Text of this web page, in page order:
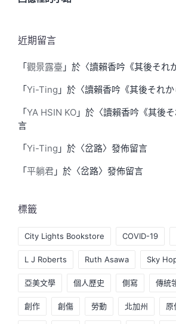
近期留言
「 觀景露臺 」於〈讀賴香吟《其後それ
「 Yi-Ting 」於〈讀賴香吟《其後それか
「 YA HSIN KO 」於〈讀賴香吟《其後そ
言
「 Yi-Ting 」於〈岔路〉發佈留言
「 平躺君 」於〈岔路〉發佈留言
標籤
City Lights Bookstore COVID-19
L J Roberts Ruth Asawa Sky
亞美文學 個人歷史 側寫 傳統
創作 創傷 勞動 北加州 原